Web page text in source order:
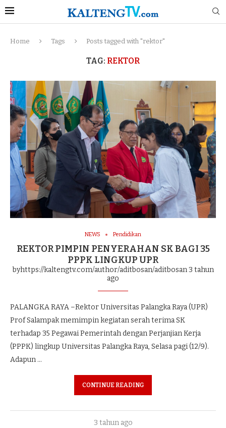
Home Tags Posts tagged with "rektor"
TAG: REKTOR
NEWS Pendidikan
REKTOR PIMPIN PENYERAHAN SK BAGI 35
PPPK LINGKUP UPR
byhttps://kaltengtv.com/author/aditbosan/aditbosan3 tahun
ago
PALANGKA RAYA –Rektor Universitas Palangka Raya (UPR)
Prof Salampak memimpin kegiatan serah terima SK
terhadap 35 Pegawai Pemerintah dengan Perjanjian Kerja
(PPPK) lingkup Universitas Palangka Raya, Selasa pagi (12/9).
Adapun …
CONTINUE READING
3 tahun ago